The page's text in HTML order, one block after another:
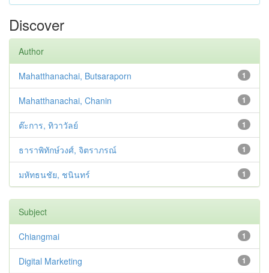
Discover
Author
1
Mahatthanachai, Butsaraporn
1
Mahatthanachai, Chanin
1
ต๊ะการ, ทิวาวัลย์
1
ธาราพิทักษ์วงศ์, จิตราภรณ์
1
มหัทธนชัย, ชนินทร์
Subject
1
Chiangmai
1
Digital Marketing